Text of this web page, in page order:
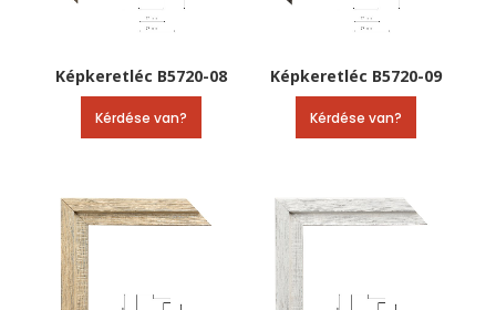
Képkeretléc B5720-08
Kérdése van?
Képkeretléc B5720-09
Kérdése van?